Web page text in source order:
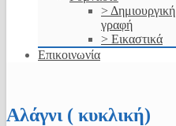
> Δημιουργική
γραφή
> Εικαστικά
Επικοινωνία
Αλάγνι ( κυκλική)